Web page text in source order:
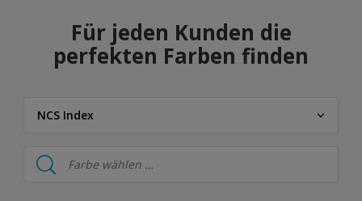
Für jeden Kunden die
perfekten Farben finden
NCS Index
Herbol